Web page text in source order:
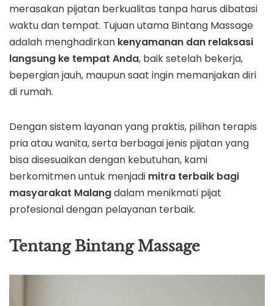
merasakan pijatan berkualitas tanpa harus dibatasi
waktu dan tempat. Tujuan utama Bintang Massage
adalah menghadirkan kenyamanan dan relaksasi
langsung ke tempat Anda, baik setelah bekerja,
bepergian jauh, maupun saat ingin memanjakan diri
di rumah.
Dengan sistem layanan yang praktis, pilihan terapis
pria atau wanita, serta berbagai jenis pijatan yang
bisa disesuaikan dengan kebutuhan, kami
berkomitmen untuk menjadi mitra terbaik bagi
masyarakat Malangdalam menikmati pijat
profesional dengan pelayanan terbaik.
Tentang Bintang Massage